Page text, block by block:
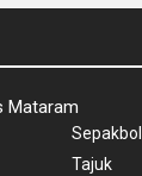
Mataram
Tajuk